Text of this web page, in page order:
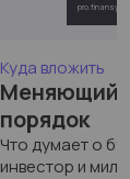
pro.finansy
Куда вложить
порядок
Что думает о
инвестор и